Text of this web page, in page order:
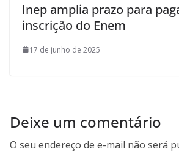
Inep amplia prazo para
inscrição do Enem
17 de junho de 2025
Deixe um comentário
O seu endereço de e-mail não será